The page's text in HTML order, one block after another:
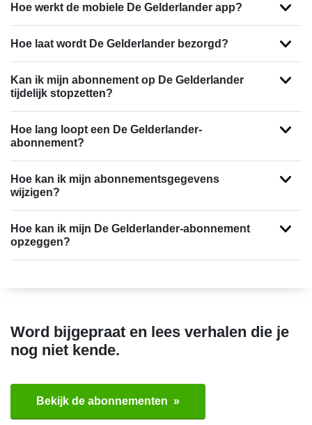
Hoe werkt de mobiele De Gelderlander app?
Hoe laat wordt De Gelderlander bezorgd?
Kan ik mijn abonnement op De Gelderlander
tijdelijk stopzetten?
Hoe lang loopt een De Gelderlander-
abonnement?
Hoe kan ik mijn abonnementsgegevens
wijzigen?
Hoe kan ik mijn De Gelderlander-abonnement
opzeggen?
Word bijgepraat en lees verhalen die je
nog niet kende.
Bekijk de abonnementen »